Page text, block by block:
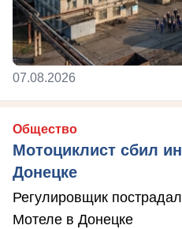
07.08.2026
Общество
Мотоциклист сбил
Донецке
Регулировщик
Мотеле в Донецке